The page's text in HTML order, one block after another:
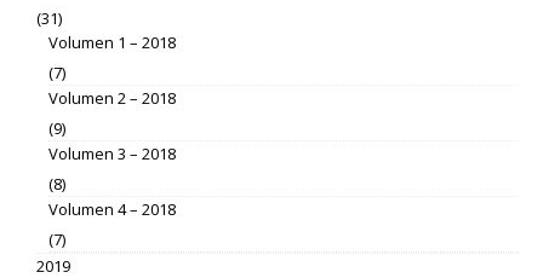
(31)
Volumen 1 – 2018
(7)
Volumen 2 – 2018
(9)
Volumen 3 – 2018
(8)
Volumen 4 – 2018
(7)
2019